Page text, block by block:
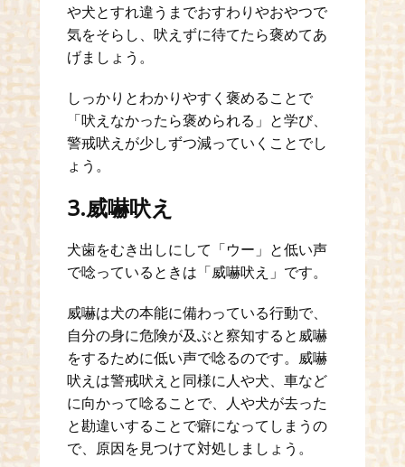
や犬とすれ違うまでおすわりやおやつで
気をそらし、吠えずに待てたら褒めてあ
げましょう。
しっかりとわかりやすく褒めることで
「吠えなかったら褒められる」と学び、
警戒吠えが少しずつ減っていくことでし
ょう。
3.威嚇吠え
犬歯をむき出しにして「ウー」と低い声
で唸っているときは「威嚇吠え」です。
威嚇は犬の本能に備わっている行動で、
自分の身に危険が及ぶと察知すると威嚇
をするために低い声で唸るのです。威嚇
吠えは警戒吠えと同様に人や犬、車など
に向かって唸ることで、人や犬が去った
と勘違いすることで癖になってしまうの
で、原因を見つけて対処しましょう。